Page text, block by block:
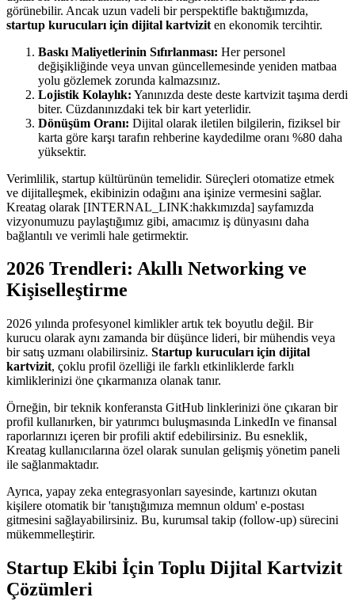
görünebilir. Ancak uzun vadeli bir perspektifle baktığımızda,
startup kurucuları için dijital kartvizit en ekonomik tercihtir.
Baskı Maliyetlerinin Sıfırlanması: Her personel
değişikliğinde veya unvan güncellemesinde yeniden matbaa
yolu gözlemek zorunda kalmazsınız.
Lojistik Kolaylık: Yanınızda deste deste kartvizit taşıma derdi
biter. Cüzdanınızdaki tek bir kart yeterlidir.
Dönüşüm Oranı: Dijital olarak iletilen bilgilerin, fiziksel bir
karta göre karşı tarafın rehberine kaydedilme oranı %80 daha
yüksektir.
Verimlilik, startup kültürünün temelidir. Süreçleri otomatize etmek
ve dijitalleşmek, ekibinizin odağını ana işinize vermesini sağlar.
Kreatag olarak [INTERNAL_LINK:hakkımızda] sayfamızda
vizyonumuzu paylaştığımız gibi, amacımız iş dünyasını daha
bağlantılı ve verimli hale getirmektir.
2026 Trendleri: Akıllı Networking ve
Kişiselleştirme
2026 yılında profesyonel kimlikler artık tek boyutlu değil. Bir
kurucu olarak aynı zamanda bir düşünce lideri, bir mühendis veya
bir satış uzmanı olabilirsiniz. Startup kurucuları için dijital
kartvizit, çoklu profil özelliği ile farklı etkinliklerde farklı
kimliklerinizi öne çıkarmanıza olanak tanır.
Örneğin, bir teknik konferansta GitHub linklerinizi öne çıkaran bir
profil kullanırken, bir yatırımcı buluşmasında LinkedIn ve finansal
raporlarınızı içeren bir profili aktif edebilirsiniz. Bu esneklik,
Kreatag kullanıcılarına özel olarak sunulan gelişmiş yönetim paneli
ile sağlanmaktadır.
Ayrıca, yapay zeka entegrasyonları sayesinde, kartınızı okutan
kişilere otomatik bir 'tanıştığımıza memnun oldum' e-postası
gitmesini sağlayabilirsiniz. Bu, kurumsal takip (follow-up) sürecini
mükemmelleştirir.
Startup Ekibi İçin Toplu Dijital Kartvizit
Çözümleri